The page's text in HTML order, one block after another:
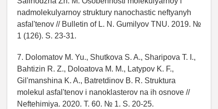
nadmolekulyarnoy struktury nanochastic neftyanyh
asfal'tenov // Bulletin of L. N. Gumilyov TNU. 2019. №
1 (126). S. 23-31.
7. Dolomatov M. Yu., Shutkova S. A., Sharipova T. I.,
Bahtizin R. Z., Doloatova M. M., Latypov K. F.,
Gil'manshina K. A., Batretdinov B. R. Struktura
molekul asfal'tenov i nanoklasterov na ih osnove //
Neftehimiya. 2020. T. 60. № 1. S. 20-25.